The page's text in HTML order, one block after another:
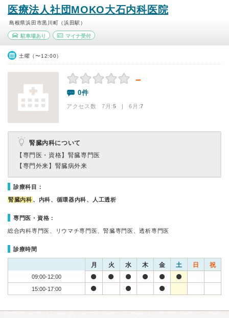
医療法人社団MOKO大石内科医院
島根県浜田市黒川町（浜田駅）
駐車場あり マイナ受付
土曜（〜12:00）
－
0件
アクセス数 7月:5 | 6月:7
腎臓内科について
【専門医・資格】 腎臓専門医
【専門外来】 腎臓病外来
診療科目：
腎臓内科 、内科、循環器内科、人工透析
専門医・資格：
総合内科専門医、リウマチ専門医、腎臓専門医、透析専門医
診療時間
月 火 水 木 金 土 日 祝
09:00-12:00
15:00-17:00